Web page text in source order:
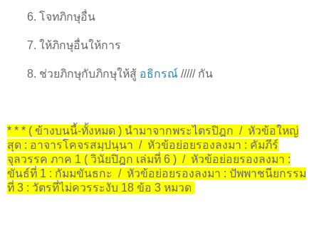
6. โจทภิกษุอื่น
7. ให้ภิกษุอื่นให้การ
8. ช่วยภิกษุกับภิกษุให้สู้ อธิกรณ์ ///// กัน
* * * ( ข้างบนนี้-ทั้งหมด ) นำมาจากพระไตรปิฎก / หัวข้อใหญ่
สุด : อาจารโคจรสมฺปนฺนา / หัวข้อย่อยรองลงมา : คัมภีร์
จุลวรรค ภาค 1 ( วินัยปิฎก เล่มที่ 6 ) / หัวข้อย่อยรองลงมา :
ขันธ์ที่ 1 : กัมมขันธกะ / หัวข้อย่อยรองลงมา : ปัพพาชนียกรรม
ที่ 3 : วัตรที่ไม่ควรระงับ 18 ข้อ 3 หมวด